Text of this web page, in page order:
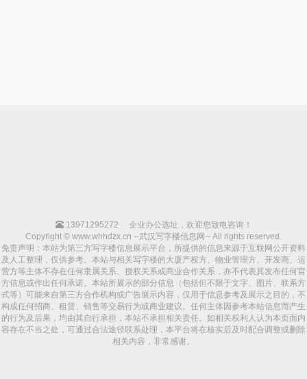
13971295272
企业办公选址，欢迎您致电咨询！
Copyright © www.whhdzx.cn --武汉写字楼信息网-- All rights reserved.
免责声明：本站为第三方写字楼信息展示平台，所提供的信息来源于互联网公开资料
及人工整理，仅供参考。本站与相关写字楼的大厦产权方、物业管理方、开发商、运
营方等主体不存在任何隶属关系、授权关系或商业合作关系，亦不代表其发布任何官
方信息或作出任何承诺。本站所展示的部分信息（包括但不限于文字、图片、联系方
式等）可能来自第三方合作机构或广告展示内容，仅用于信息参考及展示之目的，不
构成任何招商、租赁、销售等交易行为或商业建议。任何主体因参考本站信息而产生
的行为及后果，均由其自行承担，本站不承担相关责任。如相关权利人认为本页面内
容存在不当之处，可通过合法途径联系处理，本平台将在核实后及时配合调整或删除
相关内容，非常感谢。